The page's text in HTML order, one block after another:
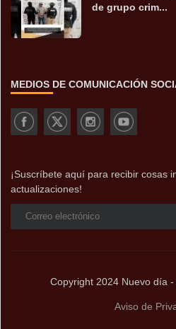
de grupo crim...
MEDIOS DE COMUNICACIÓN
¡Suscríbete aquí para recibir cosas
actualizaciones!
Copyright 2024 Nuevo día -
Aviso de